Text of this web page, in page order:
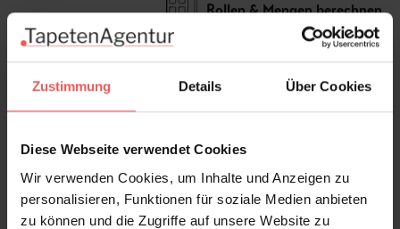
Zustimmung Details Über Cookies
Diese Webseite verwendet Cookies
Wir verwenden Cookies, um Inhalte und Anzeigen zu
personalisieren, Funktionen für soziale Medien anbieten
zu können und die Zugriffe auf unsere Website zu
Rollen & Mengen berechnen
Camellia ist eine Neuinterpretation eines
Archivdrucks von Cole & Son, bei dem florale
Kamelie, Camellia japonica, aus der Familie der
Teestrauchgewächse, rankt sich in sanften
Pastellfarben über die Tapete